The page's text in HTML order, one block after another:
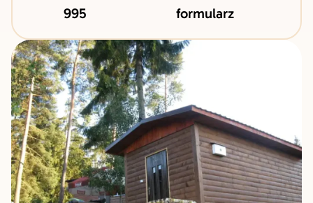
995
formularz